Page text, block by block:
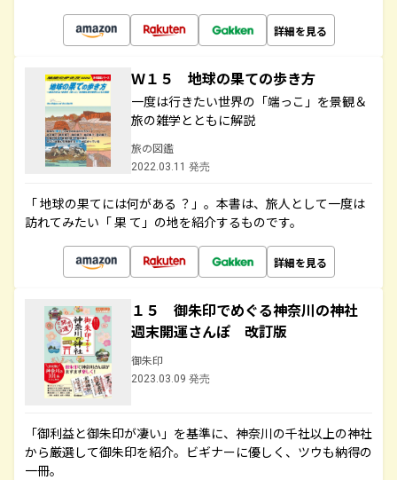
詳細を見る
Ｗ１５ 地球の果ての歩き方
一度は行きたい世界の「端っこ」を景観＆
旅の雑学とともに解説
旅の図鑑
2022.03.11 発売
「 地球の果てには何がある ？」。本書は、旅人として一度は
訪れてみたい「 果 て」の地を紹介するものです。
詳細を見る
１５ 御朱印でめぐる神奈川の神社
週末開運さんぽ 改訂版
御朱印
2023.03.09 発売
「御利益と御朱印が凄い」を基準に、神奈川の千社以上の神社
から厳選して御朱印を紹介。ビギナーに優しく、ツウも納得の
一冊。